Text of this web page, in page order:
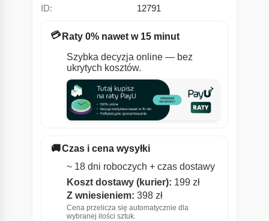
ID: 12791
💳 Raty 0% nawet w 15 minut
Szybka decyzja online — bez
ukrytych kosztów.
🚚Czas i cena wysyłki
~ 18 dni roboczych + czas dostawy
Koszt dostawy (kurier): 199 zł
Z wniesieniem: 398 zł
Cena przelicza się automatycznie dla
wybranej ilości sztuk.